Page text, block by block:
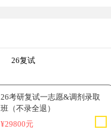
26复试
26考研复试一志愿&调剂录取
班（不录全退）
¥29800元